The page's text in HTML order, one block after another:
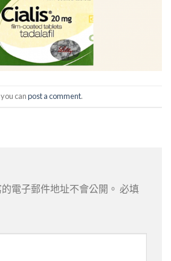
canpost a comment.
電子郵件地址不會公開。 必填